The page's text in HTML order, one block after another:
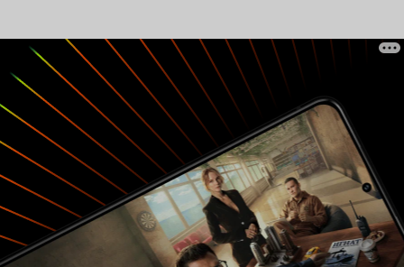
надо, правильно нет, ибо Индиана Джонс тоже
плод чьего-то воображения, и ничего, на
котировках токийской биржи это не сильно
отражается. 8 из 10